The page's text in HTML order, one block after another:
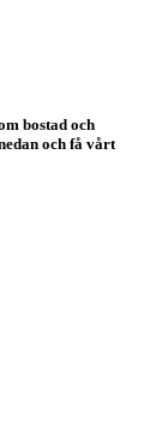
bostad och
och få vårt